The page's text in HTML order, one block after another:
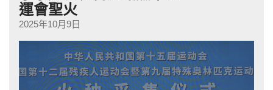
運會聖火
2025年10月9日